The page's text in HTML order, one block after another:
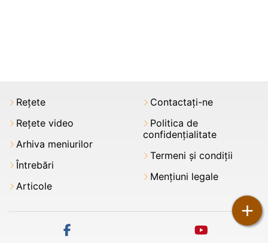
+
Rețete
Rețete video
Arhiva meniurilor
Întrebări
Articole
Contactați-ne
Politica de
confidențialitate
Termeni şi condiții
Mențiuni legale
facebook youtube